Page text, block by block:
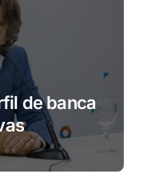
de banca
y